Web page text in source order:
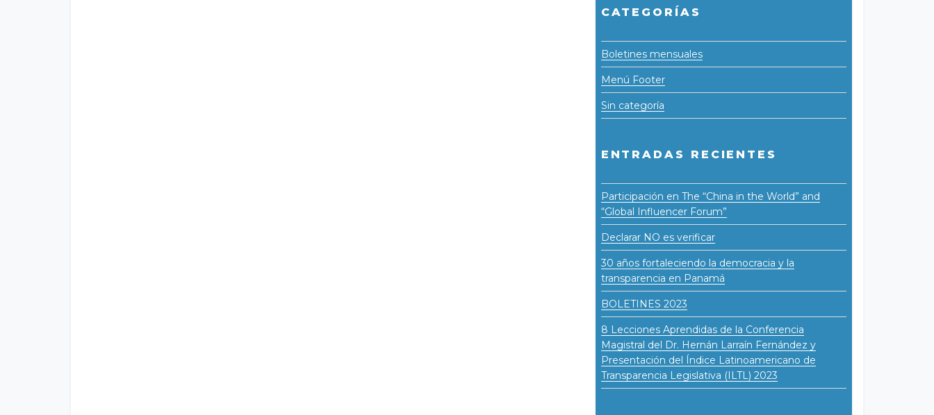
CATEGORÍAS
Boletines mensuales
Menú Footer
Sin categoría
ENTRADAS RECIENTES
Participación en The “China in the World” and
“Global Influencer Forum”
Declarar NO es verificar
30 años fortaleciendo la democracia y la
transparencia en Panamá
BOLETINES 2023
8 Lecciones Aprendidas de la Conferencia
Magistral del Dr. Hernán Larraín Fernández y
Presentación del Índice Latinoamericano de
Transparencia Legislativa (ILTL) 2023